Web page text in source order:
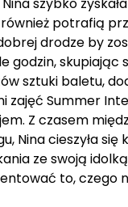
potrafią
drodze by
sztuki baletu,
zajęć Summer
Z czasem
cieszyła
ze swoją
to, czego